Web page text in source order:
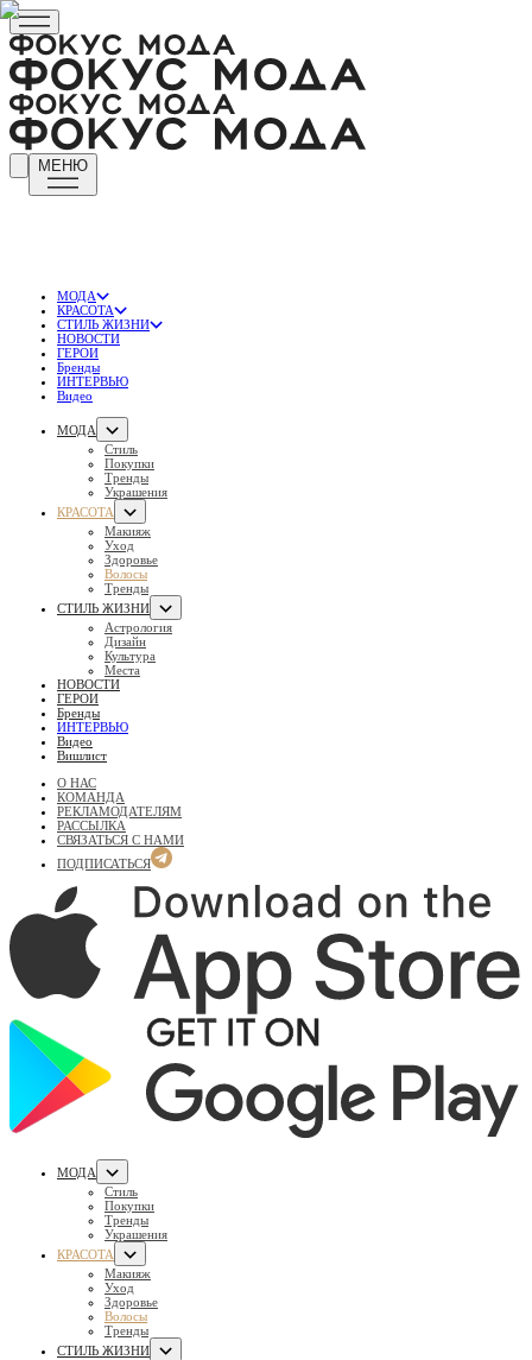
МЕНЮ
МОДА
КРАСОТА
СТИЛЬ ЖИЗНИ
НОВОСТИ
ГЕРОИ
Бренды
ИНТЕРВЬЮ
Видео
МОДА
Стиль
Покупки
Тренды
Украшения
КРАСОТА
Макияж
Уход
Здоровье
Волосы
Тренды
СТИЛЬ ЖИЗНИ
Астрология
Дизайн
Культура
Места
НОВОСТИ
ГЕРОИ
Бренды
ИНТЕРВЬЮ
Видео
Вишлист
О НАС
КОМАНДА
РЕКЛАМОДАТЕЛЯМ
РАССЫЛКА
СВЯЗАТЬСЯ С НАМИ
ПОДПИСАТЬСЯ
МОДА
Стиль
Покупки
Тренды
Украшения
КРАСОТА
Макияж
Уход
Здоровье
Волосы
Тренды
СТИЛЬ ЖИЗНИ